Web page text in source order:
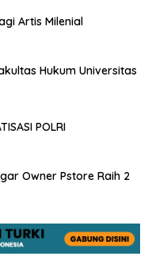
Artis Milenial
POLRI
Owner Pstore Raih 2